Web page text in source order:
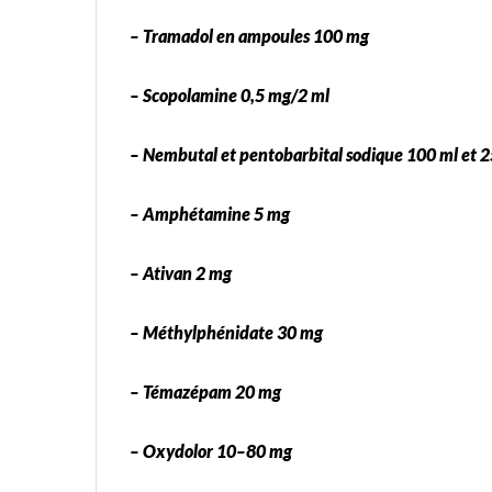
– Tramadol en ampoules 100 mg
– Scopolamine 0,5 mg/2 ml
– Nembutal et pentobarbital sodique 100 ml et
– Amphétamine 5 mg
– Ativan 2 mg
– Méthylphénidate 30 mg
– Témazépam 20 mg
– Oxydolor 10–80 mg